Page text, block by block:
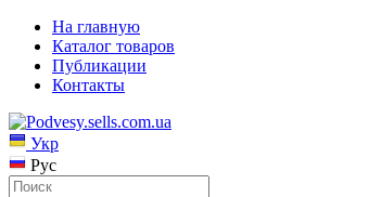
На главную
Каталог товаров
Публикации
Контакты
Укр
Рус